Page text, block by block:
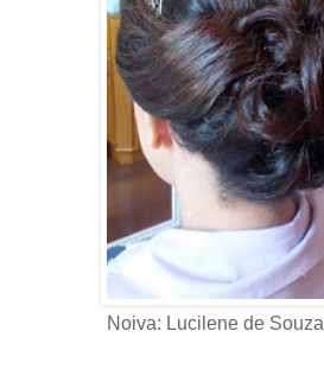
Noiva: Lucilene de Souza